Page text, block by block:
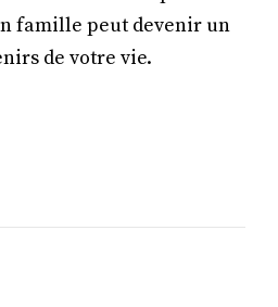
famille peut devenir un
de votre vie.